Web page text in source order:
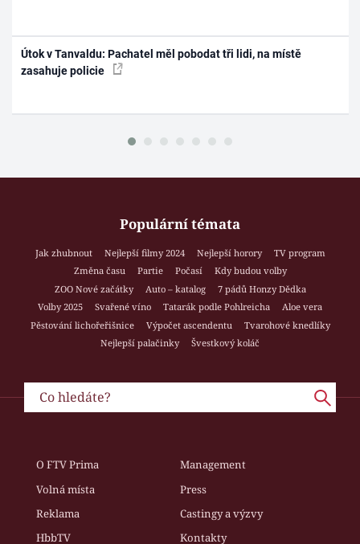
Útok v Tanvaldu: Pachatel měl pobodat tři lidi, na místě
zasahuje policie
Populární témata
Jak zhubnout Nejlepší filmy 2024 Nejlepší horory
TV program
Změna času
Partie Počasí
Kdy budou volby
ZOO Nové začátky
Auto – katalog
7 pádů Honzy Dědka
Volby 2025
Svařené víno Tatarák podle Pohlreicha
Aloe vera
Pěstování lichořeřišnice
Výpočet ascendentu
Tvarohové knedlíky
Nejlepší palačinky
Švestkový koláč
O FTV Prima
Management
Volná místa
Press
Reklama
Castingy a výzvy
HbbTV
Kontakty